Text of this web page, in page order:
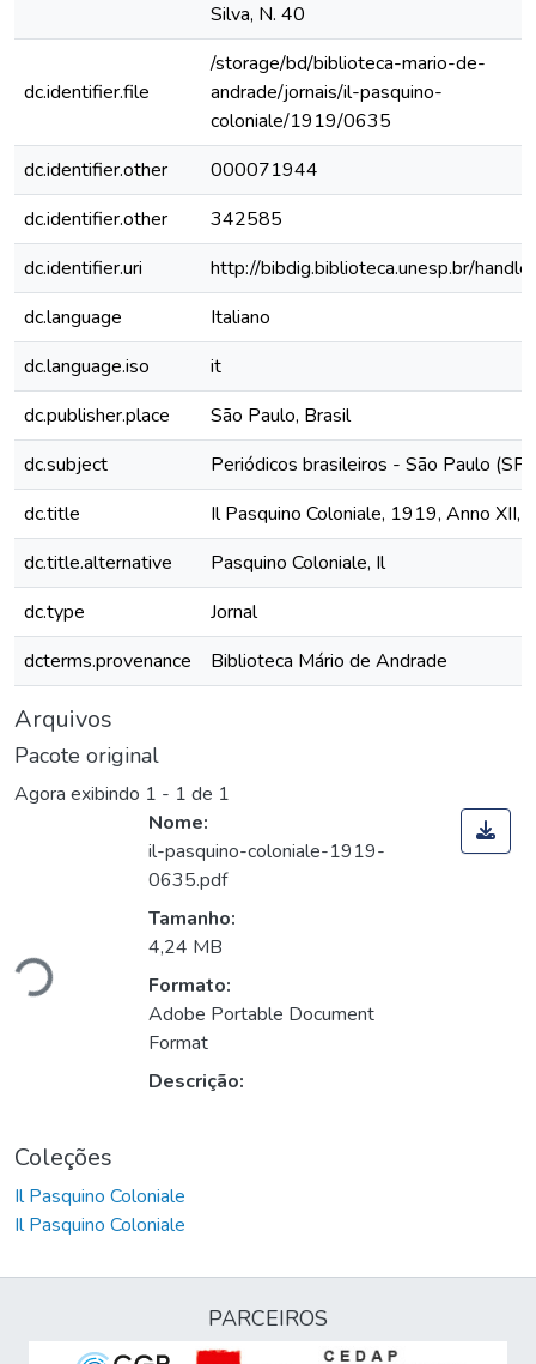
Silva, N. 40
dc.identifier.file
/storage/bd/biblioteca-mario-de-
andrade/jornais/il-pasquino-
coloniale/1919/0635
dc.identifier.other
000071944
dc.identifier.other
342585
dc.identifier.uri
http://bibdig.biblioteca.unesp.br/
dc.language
Italiano
dc.language.iso
it
dc.publisher.place
São Paulo, Brasil
dc.subject
Periódicos brasileiros - São Paulo (SP)
dc.title
Il Pasquino Coloniale, 1919, Anno XII,
dc.title.alternative
Pasquino Coloniale, Il
dc.type
Jornal
dcterms.provenance
Biblioteca Mário de Andrade
Arquivos
Pacote original
Agora exibindo 1 - 1 de 1
Nome:
il-pasquino-coloniale-1919-
0635.pdf
Tamanho:
4,24 MB
Formato:
Adobe Portable Document
Format
Descrição:
Coleções
Il Pasquino Coloniale
Il Pasquino Coloniale
PARCEIROS